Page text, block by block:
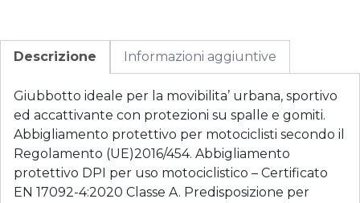
Descrizione Informazioni aggiuntive
Giubbotto ideale per la movibilita’ urbana, sportivo
ed accattivante con protezioni su spalle e gomiti.
Abbigliamento protettivo per motociclisti secondo il
Regolamento (UE)2016/454. Abbigliamento
protettivo DPI per uso motociclistico – Certificato
EN 17092-4:2020 Classe A. Predisposizione per